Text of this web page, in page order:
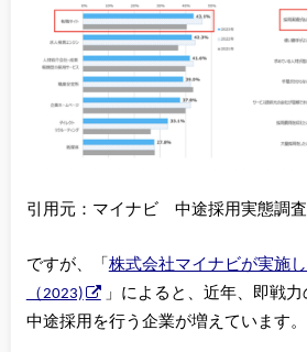
引用元：マイナビ 中途採用実態調査
ですが、「 株式会社マイナビが実施
（2023)
」によると、近年、即戦
中途採用を行う企業が増えています。